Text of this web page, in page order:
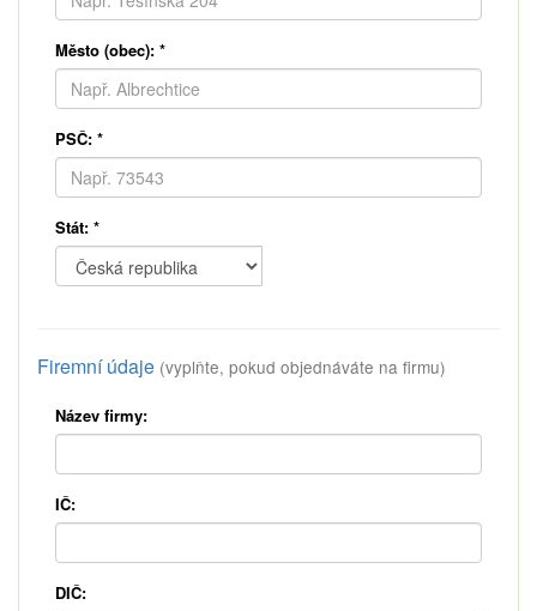
Město (obec): *
PSČ: *
Stát: *
Firemní údaje (vyplňte, pokud objednáváte na firmu)
Název firmy:
IČ:
DIČ: